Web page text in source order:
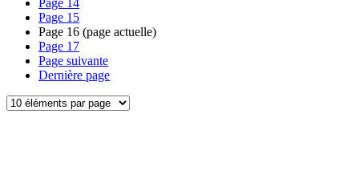
Page 14
Page 15
Page 16 (page actuelle)
Page 17
Page suivante
Dernière page